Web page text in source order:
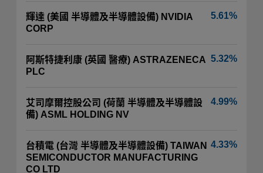
輝達 (美國 半導體及半導體設備) NVIDIA
CORP
5.61%
阿斯特捷利康 (英國 醫療) ASTRAZENECA
PLC
5.32%
艾司摩爾控股公司 (荷蘭 半導體及半導體設
備) ASML HOLDING NV
4.99%
台積電 (台灣 半導體及半導體設備) TAIWAN
SEMICONDUCTOR MANUFACTURING
CO LTD
4.33%